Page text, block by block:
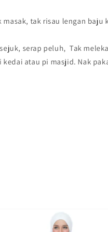
masak, tak risau lengan
serap peluh, Tak
atau pi masjid. Nak